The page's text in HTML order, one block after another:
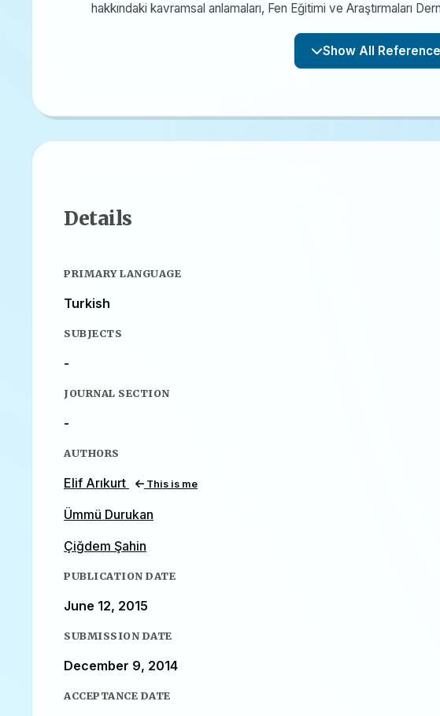
hakkındaki kavramsal anlamaları, Fen Eğitimi ve Araştırmaları
Details
PRIMARY LANGUAGE
Turkish
SUBJECTS
-
JOURNAL SECTION
-
AUTHORS
Elif Arıkurt This is me
Ümmü Durukan
Çiğdem Şahin
PUBLICATION DATE
June 12, 2015
SUBMISSION DATE
December 9, 2014
ACCEPTANCE DATE